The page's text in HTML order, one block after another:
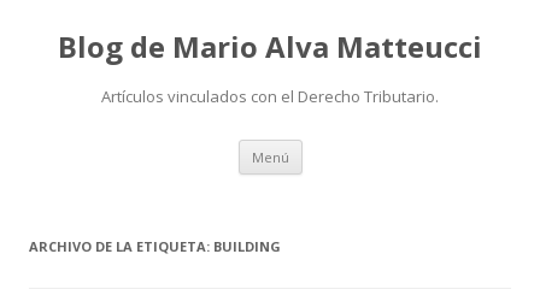
Blog de Mario Alva Matteucci
Artículos vinculados con el Derecho Tributario.
Menú Ir
contenido
ARCHIVO DE LA ETIQUETA: BUILDING